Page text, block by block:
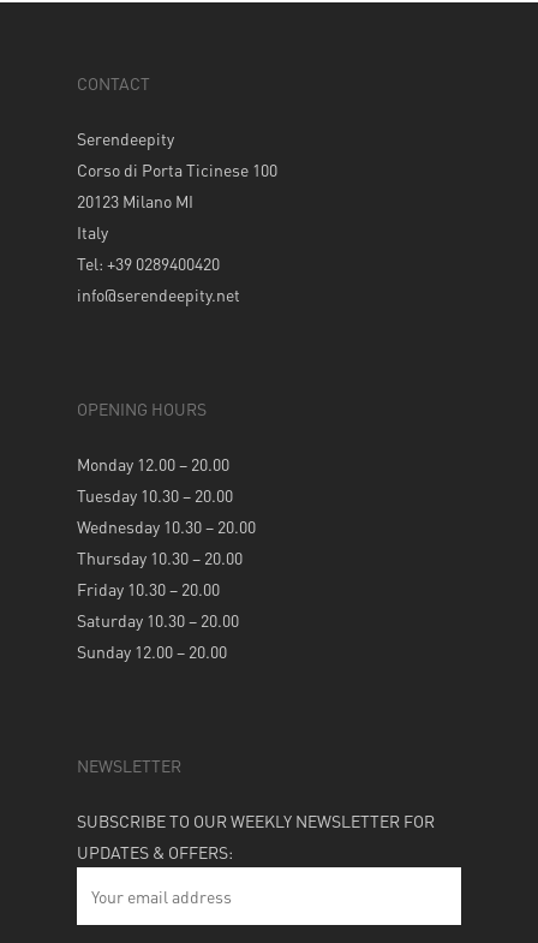
CONTACT
Serendeepity
Corso di Porta Ticinese 100
20123 Milano MI
Italy
Tel: +39 0289400420
info@serendeepity.net
OPENING HOURS
Monday 12.00 – 20.00
Tuesday 10.30 – 20.00
Wednesday 10.30 – 20.00
Thursday 10.30 – 20.00
Friday 10.30 – 20.00
Saturday 10.30 – 20.00
Sunday 12.00 – 20.00
NEWSLETTER
SUBSCRIBE TO OUR WEEKLY NEWSLETTER FOR
UPDATES & OFFERS: